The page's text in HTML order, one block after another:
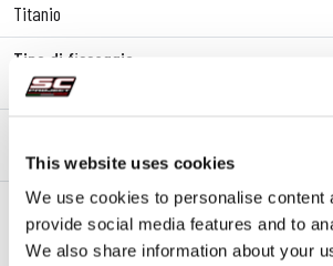
This website uses cookies
We use cookies to personalise content
provide social media features and to
We also share information about your
Titanio
Tipo di fissaggio
Staffa
SOLO PER USO RACING
Note
Visita la pagina dedicata allaPartnershiptra